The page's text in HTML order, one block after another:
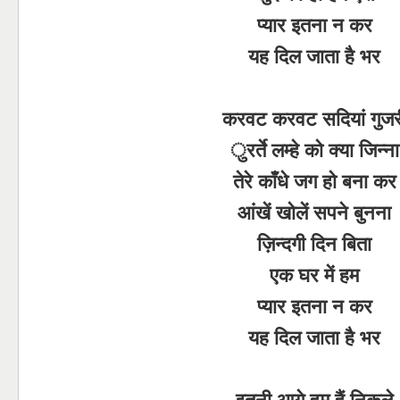
प्यार इतना न कर
यह दिल जाता है भर
करवट करवट सदियां
ुरर्ते लम्हे को क्या जिन्ना
तेरे काँधे जग हो बना कर
आंखें खोलें सपने बुनना
ज़िन्दगी दिन बिता
एक घर में हम
प्यार इतना न कर
यह दिल जाता है भर